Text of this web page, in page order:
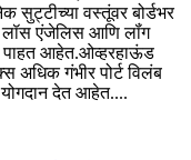
वस्तूंवर बोर्डभर
लॉस एंजेलिस आणि लॉंग
पाहत आहेत.ओव्हरहाऊंड
अधिक गंभीर पोर्ट विलंब
देत आहेत....